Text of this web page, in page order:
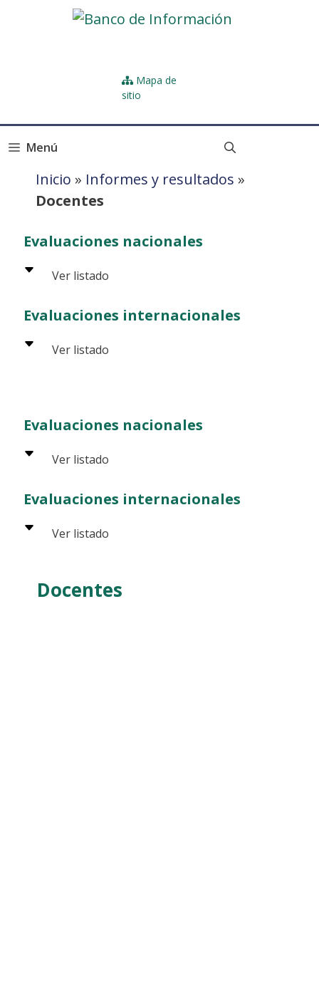
Mapa de
sitio
Menú
Inicio » Informes y resultados »
Docentes
Docentes
Evaluaciones nacionales
Evaluaciones internacionales
Evaluaciones nacionales
Evaluaciones internacionales